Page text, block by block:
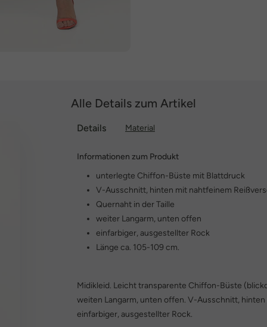
Alle Details zum Artikel
Details Material
Informationen zum Produkt
unterlegte Chiffon-Büste mit Blattdruck
V-Ausschnitt, hinten mit nahtfeinem
Quernaht in der Taille
weiter Langarm, unten offen
einfarbiger, ausgestellter Rock
Länge ca. 105-109 cm.
Midikleid. Leicht transparente Chiffon-Büste
weiten Langarm, unten offen. V-Ausschnitt,
einfarbiger, ausgestellter Rock.